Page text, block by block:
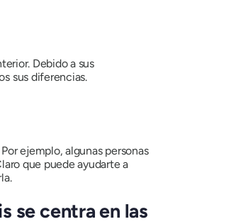
Debido a sus
sus diferencias.
ejemplo, algunas personas
que puede ayudarte a
se centra en las